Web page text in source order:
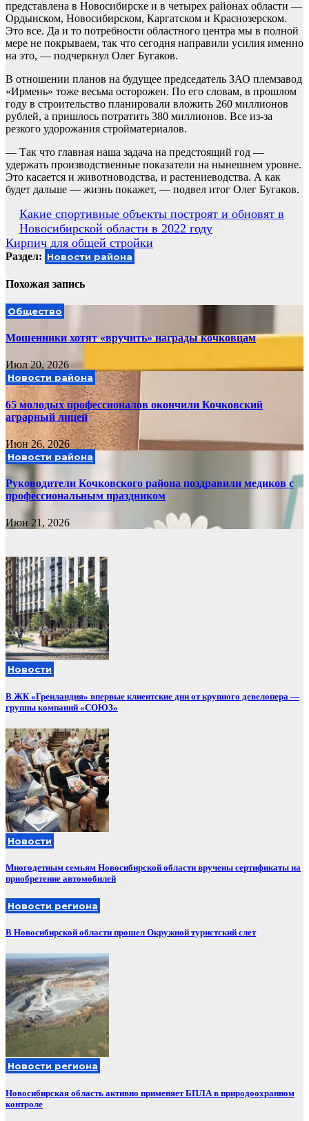
представлена в Новосибирске и в четырех районах области —
Ордынском, Новосибирском, Каргатском и Краснозерском.
Это все. Да и то потребности областного центра мы в полной
мере не покрываем, так что сегодня направили усилия именно
на это, — подчеркнул Олег Бугаков.
В отношении планов на будущее председатель ЗАО племзавод
«Ирмень» тоже весьма осторожен. По его словам, в прошлом
году в строительство планировали вложить 260 миллионов
рублей, а пришлось потратить 380 миллионов. Все из-за
резкого удорожания стройматериалов.
— Так что главная наша задача на предстоящий год —
удержать производственные показатели на нынешнем уровне.
Это касается и животноводства, и растениеводства. А как
будет дальше — жизнь покажет, — подвел итог Олег Бугаков.
Навигация
по
записям
Какие спортивные объекты построят и обновят в
Новосибирской области в 2022 году
Кирпич для общей стройки
Раздел: Новости района
Похожая запись
Общество
Мошенники хотят «вручить» награды кочковцам
Июл 20, 2026
Новости района
65 молодых профессионалов окончили Кочковский
аграрный лицей
Июн 26, 2026
Новости района
Руководители Кочковского района поздравили медиков с
профессиональным праздником
Июн 21, 2026
Новости
В ЖК «Гренландия» впервые клиентские дни от крупного девелопера —
группы компаний «СОЮЗ»
Новости
Многодетным семьям Новосибирской области вручены сертификаты на
приобретение автомобилей
Новости региона
В Новосибирской области прошел Окружной туристский слет
Новости региона
Новосибирская область активно применяет БПЛА в природоохранном
контроле